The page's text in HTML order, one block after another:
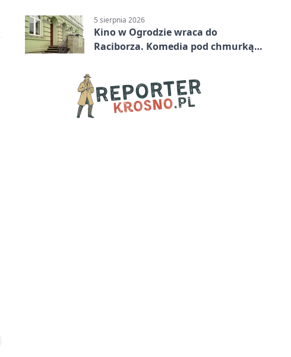
5 sierpnia 2026
Kino w Ogrodzie wraca do
Raciborza. Komedia pod chmurką